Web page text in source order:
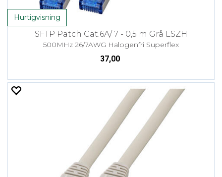
Hurtigvisning
SFTP Patch Cat.6A/ 7 - 0,5 m Grå LSZH
500MHz 26/7AWG Halogenfri Superflex
37,00